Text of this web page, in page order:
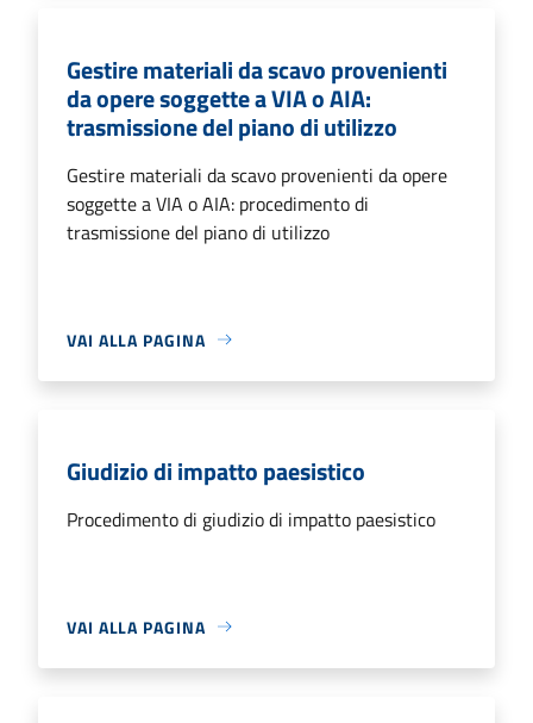
Gestire materiali da scavo provenienti
da opere soggette a VIA o AIA:
trasmissione del piano di utilizzo
Gestire materiali da scavo provenienti da opere
soggette a VIA o AIA: procedimento di
trasmissione del piano di utilizzo
VAI ALLA PAGINA
Giudizio di impatto paesistico
Procedimento di giudizio di impatto paesistico
VAI ALLA PAGINA